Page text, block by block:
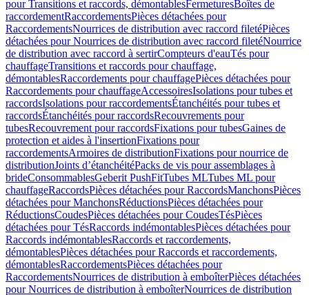
pour Transitions et raccords, démontablesFermeturesBoîtes de
raccordementRaccordementsPièces détachées pour
RaccordementsNourrices de distribution avec raccord filetéPièces
détachées pour Nourrices de distribution avec raccord filetéNourrice
de distribution avec raccord à sertirCompteurs d'eauTés pour
chauffageTransitions et raccords pour chauffage,
démontablesRaccordements pour chauffagePièces détachées pour
Raccordements pour chauffageAccessoiresIsolations pour tubes et
raccordsIsolations pour raccordementsÉtanchéités pour tubes et
raccordsÉtanchéités pour raccordsRecouvrements pour
tubesRecouvrement pour raccordsFixations pour tubesGaines de
protection et aides à l'insertionFixations pour
raccordementsArmoires de distributionFixations pour nourrice de
distributionJoints d’étanchéitéPacks de vis pour assemblages à
brideConsommablesGeberit PushFitTubes MLTubes ML pour
chauffageRaccordsPièces détachées pour RaccordsManchonsPièces
détachées pour ManchonsRéductionsPièces détachées pour
RéductionsCoudesPièces détachées pour CoudesTésPièces
détachées pour TésRaccords indémontablesPièces détachées pour
Raccords indémontablesRaccords et raccordements,
démontablesPièces détachées pour Raccords et raccordements,
démontablesRaccordementsPièces détachées pour
RaccordementsNourrices de distribution à emboîterPièces détachées
pour Nourrices de distribution à emboîterNourrices de distribution